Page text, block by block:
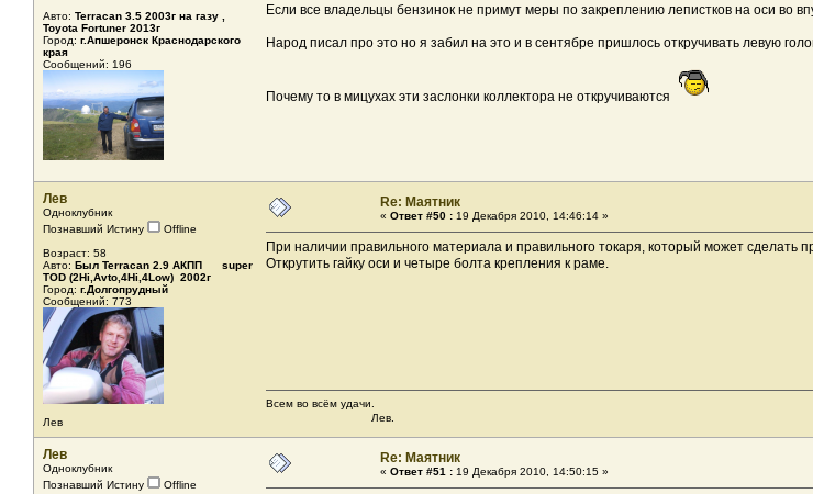
Авто: Terracan 3.5 2003г на газу ,
Toyota Fortuner 2013г
Город: г.Апшеронск Краснодарского
края
Сообщений: 196
Если все владельцы бензинок не примут меры по закреплению лепистков на оси во
Народ писал про это но я забил на это и в сентябре пришлось откручивать левую
Почему то в мицухах эти заслонки коллектора не откручиваются
Лев
Одноклубник
Познавший Истину
Offline
Возраст: 58
Авто: Был Terracan 2.9 АКПП super
TOD (2Hi,Avto,4Hi,4Low) 2002г
Город: г.Долгопрудный
Сообщений: 773
Лев
Re: Маятник
« Ответ #50 : 19 Декабря 2010, 14:46:14 »
При наличии правильного материала и правильного токаря, который может сделать
Открутить гайку оси и четыре болта крепления к раме.
Всем во всём удачи.
Лев.
Лев
Одноклубник
Познавший Истину
Offline
Re: Маятник
« Ответ #51 : 19 Декабря 2010, 14:50:15 »